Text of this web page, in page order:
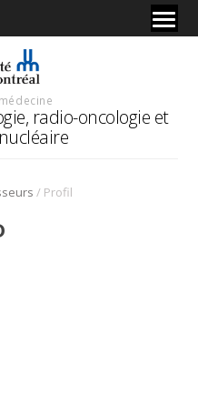
radio-oncologie et
/ Profil